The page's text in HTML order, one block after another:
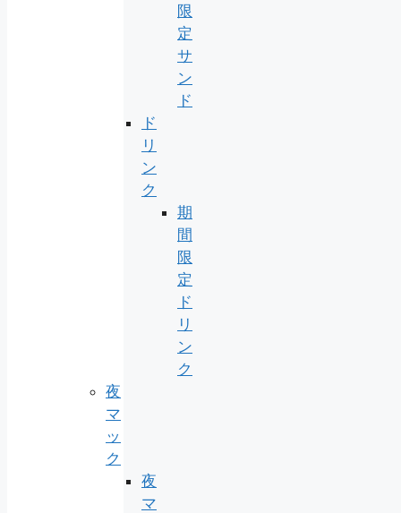
限
定
サ
ン
ド
ド
リ
ン
ク
期
間
限
定
ド
リ
ン
ク
夜
マ
ッ
ク
夜
マ